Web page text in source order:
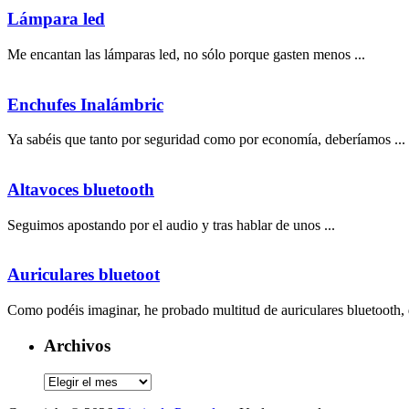
Lámpara led
Me encantan las lámparas led, no sólo porque gasten menos ...
Enchufes Inalámbric
Ya sabéis que tanto por seguridad como por economía, deberíamos ...
Altavoces bluetooth
Seguimos apostando por el audio y tras hablar de unos ...
Auriculares bluetoot
Como podéis imaginar, he probado multitud de auriculares bluetooth,
Archivos
Archivos